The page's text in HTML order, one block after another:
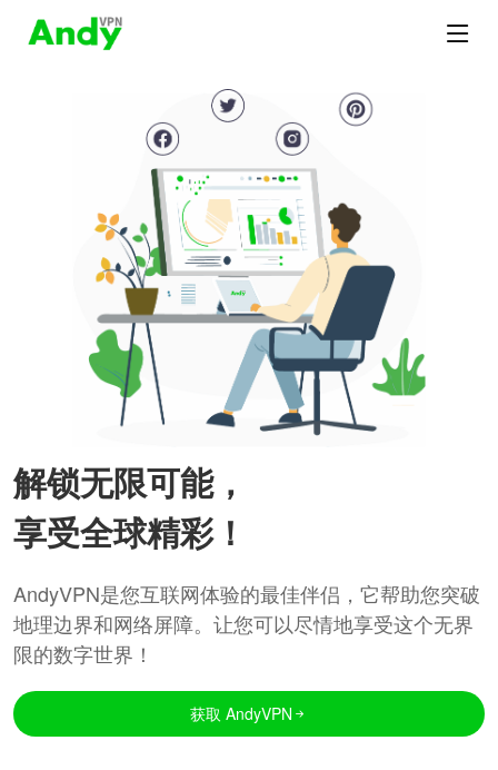
解锁无限可能，
享受全球精彩！
AndyVPN是您互联网体验的最佳伴侣，它帮助您突破
地理边界和网络屏障。让您可以尽情地享受这个无界
限的数字世界！
获取 AndyVPN